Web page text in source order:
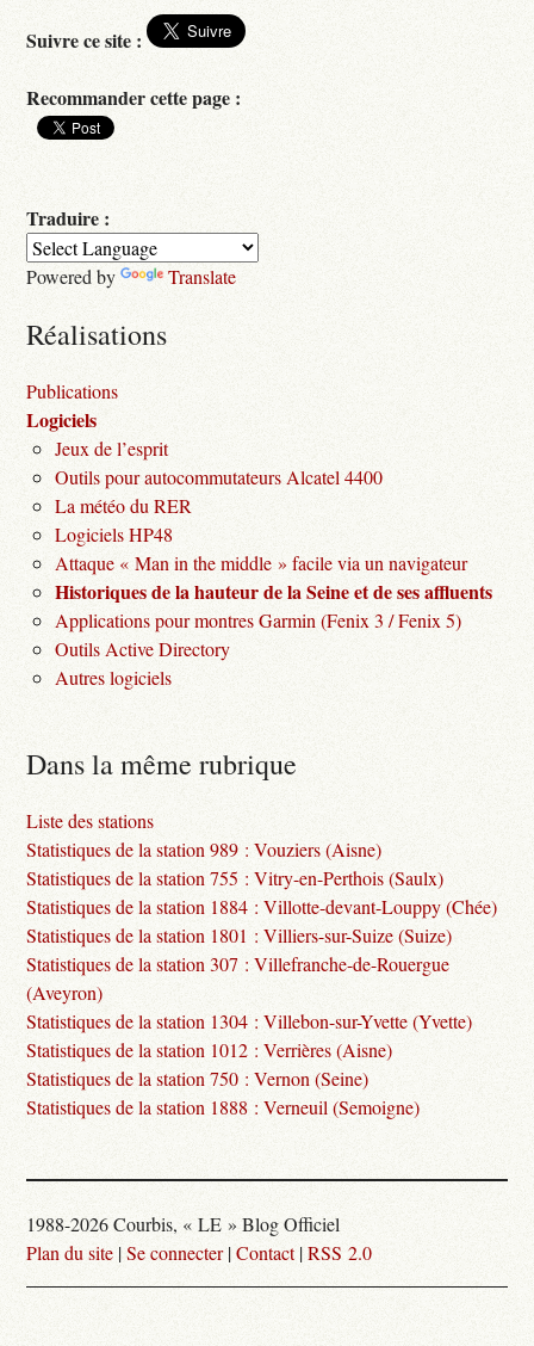
Suivre ce site :
Recommander cette page :
Traduire :
Powered by Translate
Réalisations
Publications
Logiciels
Jeux de l’esprit
Outils pour autocommutateurs Alcatel 4400
La météo du RER
Logiciels HP48
Attaque « Man in the middle » facile via un navigateur
Historiques de la hauteur de la Seine et de ses affluents
Applications pour montres Garmin (Fenix 3 / Fenix 5)
Outils Active Directory
Autres logiciels
Dans la même rubrique
Liste des stations
Statistiques de la station 989 : Vouziers (Aisne)
Statistiques de la station 755 : Vitry-en-Perthois (Saulx)
Statistiques de la station 1884 : Villotte-devant-Louppy (Chée)
Statistiques de la station 1801 : Villiers-sur-Suize (Suize)
Statistiques de la station 307 : Villefranche-de-Rouergue
(Aveyron)
Statistiques de la station 1304 : Villebon-sur-Yvette (Yvette)
Statistiques de la station 1012 : Verrières (Aisne)
Statistiques de la station 750 : Vernon (Seine)
Statistiques de la station 1888 : Verneuil (Semoigne)
1988-2026 Courbis, « LE » Blog Officiel
Plan du site |Se connecter|Contact|RSS 2.0